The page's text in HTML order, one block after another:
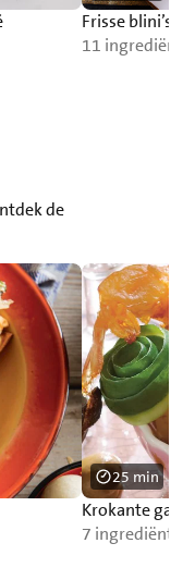
Frisse blini’s
11
de
Krokante
7 ingrediënten
25 min